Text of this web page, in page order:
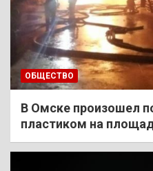
ОБЩЕСТВО
В Омске произошел
пластиком на